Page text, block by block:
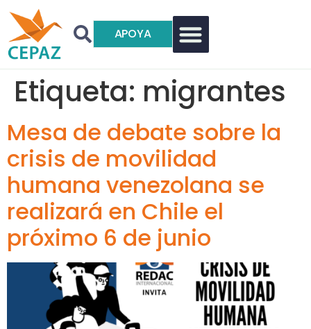
APOYA
Etiqueta: migrantes
Mesa de debate sobre la
crisis de movilidad
humana venezolana se
realizará en Chile el
próximo 6 de junio